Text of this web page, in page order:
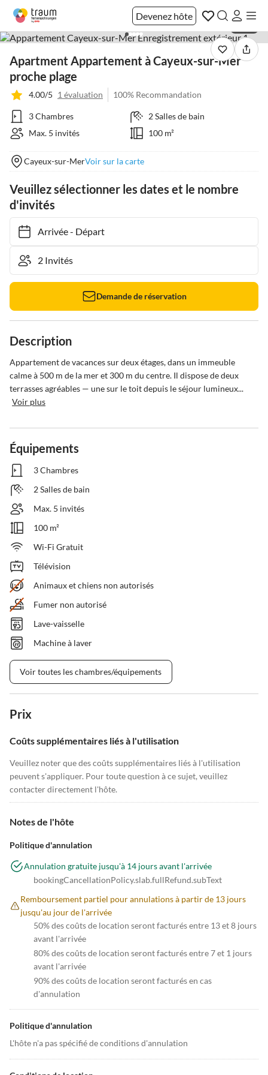
Devenez hôte
Apartment Appartement à Cayeux-sur-Mer
proche plage
4.00/5 1 évaluation 100% Recommandation
3 Chambres
2 Salles de bain
Max. 5 invités
100 m²
Cayeux-sur-MerVoir sur la carte
Veuillez sélectionner les dates et le nombre
d'invités
Arrivée- Départ
Demande de réservation
Description
Appartement de vacances sur deux étages, dans un immeuble
calme à 500 m de la mer et 300 m du centre. Il dispose de deux
terrasses agréables — une sur le toit depuis le séjour lumineux...
Voir plus
Équipements
3 Chambres
2 Salles de bain
Max. 5 invités
100 m²
Wi-Fi Gratuit
Télévision
Animaux et chiens non autorisés
Fumer non autorisé
Lave-vaisselle
Machine à laver
Voir toutes les chambres/équipements
Prix
Coûts supplémentaires liés à l'utilisation
Veuillez noter que des coûts supplémentaires liés à l'utilisation
peuvent s'appliquer. Pour toute question à ce sujet, veuillez
contacter directement l'hôte.
Notes de l'hôte
Politique d'annulation
Annulation gratuite jusqu'à 14 jours avant l'arrivée
bookingCancellationPolicy.slab.fullRefund.subText
Remboursement partiel pour annulations à partir de 13 jours
jusqu'au jour de l'arrivée
50% des coûts de location seront facturés entre 13 et 8 jours
avant l'arrivée
80% des coûts de location seront facturés entre 7 et 1 jours
avant l'arrivée
90% des coûts de location seront facturés en cas
d'annulation
Politique d'annulation
L'hôte n'a pas spécifié de conditions d'annulation